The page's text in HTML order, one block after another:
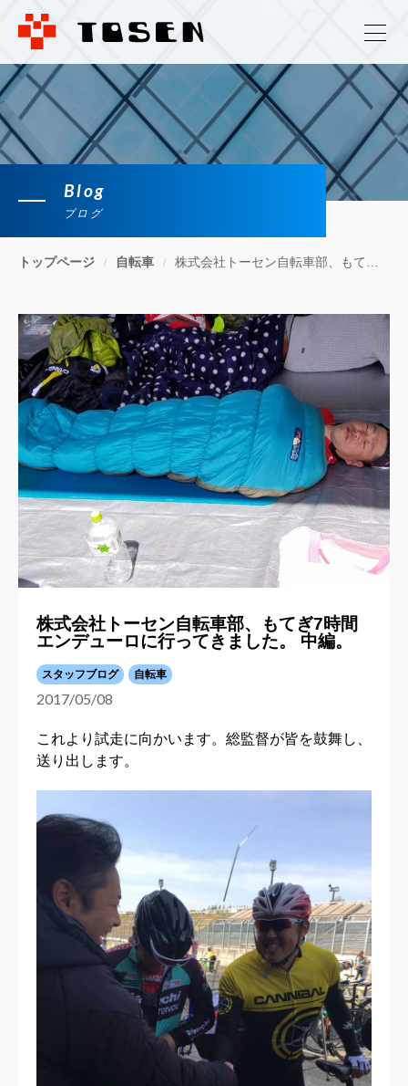
Blog
ブログ
トップページ 自転車
株式会社トーセン自転車部、もてぎ7時間
エンデューロに行ってきました。 中編。
スタッフブログ 自転車
2017/05/08
これより試走に向かいます。総監督が皆を鼓舞し、
送り出します。